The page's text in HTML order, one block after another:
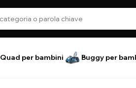
Quad per bambini Buggy per